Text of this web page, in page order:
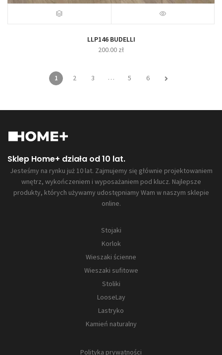
LLP146 BUDELLI
200.00 zł
1 2 3 … 5 6
Sklep Home+ działa od 10 lat.
Jesteśmy na rynku już 10 lat. Zajmujemy się głównie projektowaniem
wnętrz, wykończeniem i wyposażaniem pod klucz. Najlepsze
produkty, których używamy udostępniamy Wam w naszym sklepie
online.
Stojaki
Korlok
Wieszaki ścienne
Wieszaki sufitowe
Stoliki
LooseLay
Lastryko
Kamień naturalny
Polityka prywatności